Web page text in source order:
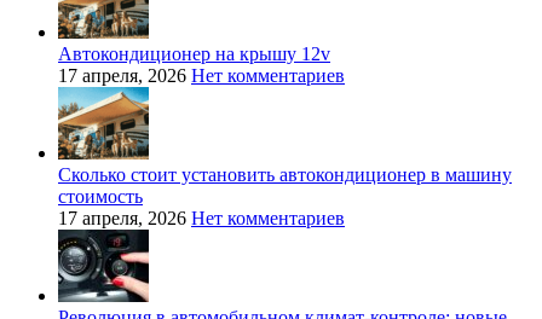
Автокондиционер на крышу 12v
17 апреля, 2026 Нет комментариев
Сколько стоит установить автокондиционер в машину
стоимость
17 апреля, 2026 Нет комментариев